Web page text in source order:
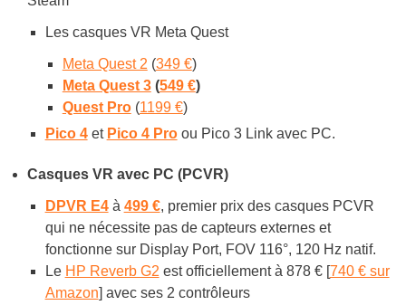
Les casques VR Meta Quest
Meta Quest 2 (349 €)
Meta Quest 3(549 €)
Quest Pro(1199 €)
Pico 4et Pico 4 Proou Pico 3 Link avec PC.
Casques VR avec PC (PCVR)
DPVR E4à 499 €, premier prix des casques PCVR
qui ne nécessite pas de capteurs externes et
fonctionne sur Display Port, FOV 116°, 120 Hz natif.
Le HP Reverb G2 est officiellement à 878 € [740 € sur
Amazon] avec ses 2 contrôleurs